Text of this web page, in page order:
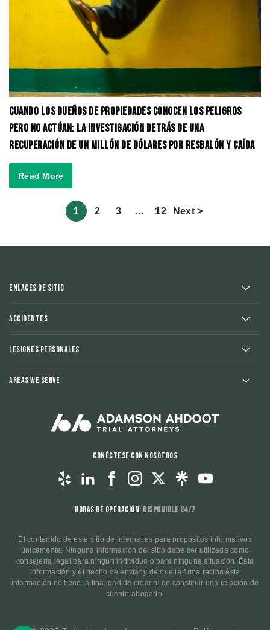
Cuando los Dueños de Propiedades Conocen los Peligros
pero No Actúan: La Investigación Detrás de una
Recuperación de un Millón de Dólares por Resbalón y Caída
Read More
1 2 3 … 12 Next >
Enlaces de sitio
Accidentes
Lesiones Personales
Areas We Serve
Conéctese con nosotros
Horas de operación: Disponible 24/7
El contenido de este sitio de internet es para propósitos informativos
únicamente. Ninguna información del sitio debe ser utilizada como
consejería legal para ningún individuo o para ninguna situación. Ésta
información y el hecho de enviar y de que la firma reciba ésta
información no tiene la finalidad de crear ni de constituir una relación de
cliente-abogado.